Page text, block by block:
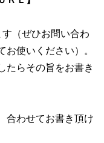
す（ぜひお問い合わ
使いください）。
たらその旨をお書き
合わせてお書き頂け